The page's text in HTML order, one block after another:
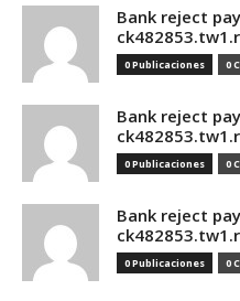
Bank reject
0 Publicaciones 0
Bank reject
0 Publicaciones 0
Bank reject
0 Publicaciones 0